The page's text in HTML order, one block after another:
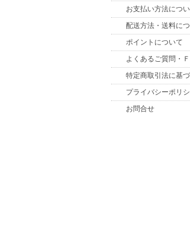
お支払い方法につ
配送方法・送料に
ポイントについて
よくあるご質問・
特定商取引法に基
プライバシーポリ
お問合せ